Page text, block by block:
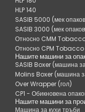
HLP 140
SASIB 5000 (мек
SASIB 3000 (мек
Относно CMM
Относно CPM Tobacco
Нашите машини за
SASIB Boxer (машина
Molins Boxer (машина
Over Wrapper (гол)
CP1 - Обикновена
Нашите машини за
Машина за кухи тръби